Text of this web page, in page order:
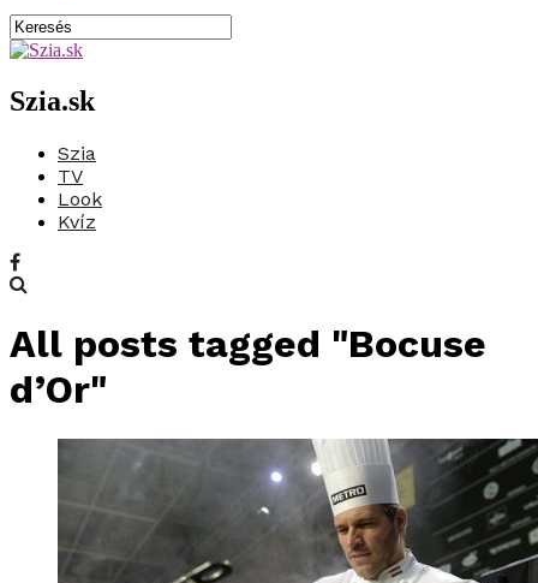
Szia.sk
Szia
TV
Look
Kvíz
All posts tagged "Bocuse
d’Or"